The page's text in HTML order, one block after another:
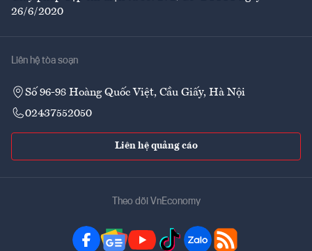
26/6/2020
Liên hệ tòa soạn
Số 96-98 Hoàng Quốc Việt, Cầu Giấy, Hà Nội
02437552050
Liên hệ quảng cáo
Theo dõi VnEconomy